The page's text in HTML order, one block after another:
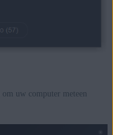
om uw computer meteen